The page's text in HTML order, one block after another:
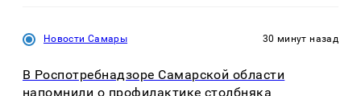
Новости Самары 30 минут назад
В Роспотребнадзоре Самарской области
напомнили о профилактике столбняка